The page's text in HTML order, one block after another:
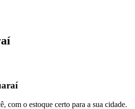
com o estoque certo para a sua cidade.